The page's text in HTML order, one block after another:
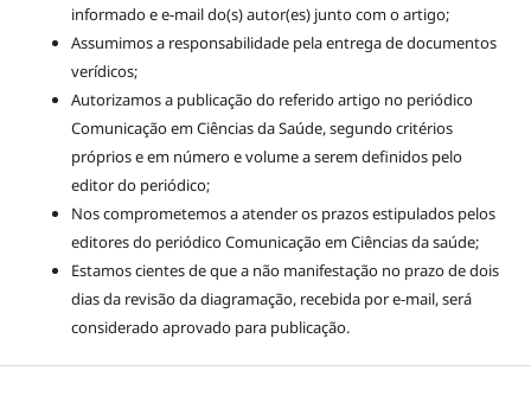
informado e e-mail do(s) autor(es) junto com o artigo;
Assumimos a responsabilidade pela entrega de documentos
verídicos;
Autorizamos a publicação do referido artigo no periódico
Comunicação em Ciências da Saúde, segundo critérios
próprios e em número e volume a serem definidos pelo
editor do periódico;
Nos comprometemos a atender os prazos estipulados pelos
editores do periódico Comunicação em Ciências da saúde;
Estamos cientes de que a não manifestação no prazo de dois
dias da revisão da diagramação, recebida por e-mail, será
considerado aprovado para publicação.